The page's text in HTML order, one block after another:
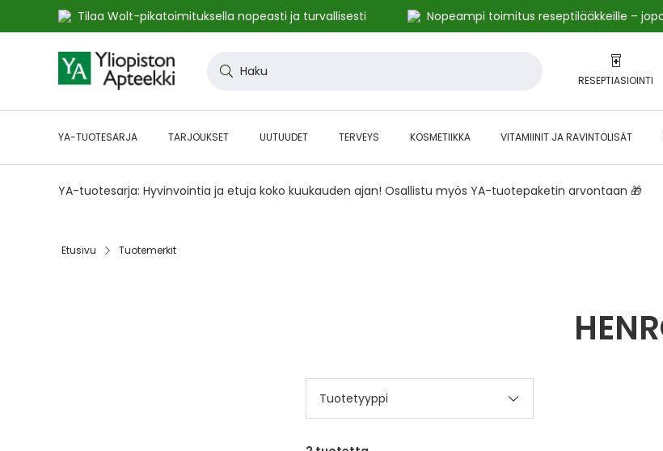
Tilaa Wolt-pikatoimituksella nopeasti ja turvallisesti Nopeampi toimitus reseptilääkkeille –
to
Content
RESEPTIASIOINTI
YA-TUOTESARJA TARJOUKSET UUTUUDET TERVEYS KOSMETIIKKA VITAMIINIT JA RAVINTOLISÄT
YA-tuotesarja: Hyvinvointia ja etuja koko kuukauden ajan! Osallistu myös YA-tuotepaketin arvontaan 🎁
Etusivu Tuotemerkit
Tuotetyyppi